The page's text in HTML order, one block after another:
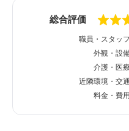
総合評価
職員・スタッフ
外観・設
介護・医
近隣環境・交通
料金・費用